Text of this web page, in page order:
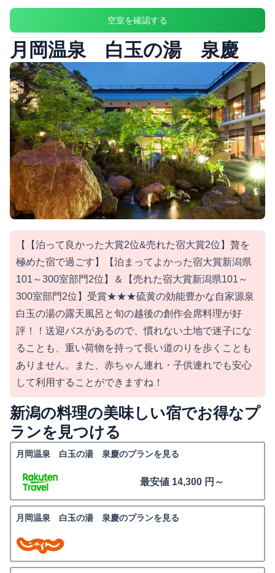
空室を確認する
月岡温泉 白玉の湯 泉慶
【【泊って良かった大賞2位&売れた宿大賞2位】贅を
極めた宿で過ごす】【泊まってよかった宿大賞新潟県
101～300室部門2位】＆【売れた宿大賞新潟県101～
300室部門2位】受賞★★★硫黄の効能豊かな自家源泉
白玉の湯の露天風呂と旬の越後の創作会席料理が好
評！！送迎バスがあるので、慣れない土地で迷子にな
ることも、重い荷物を持って長い道のりを歩くことも
ありません。また、赤ちゃん連れ・子供連れでも安心
して利用することができますね！
新潟の料理の美味しい宿でお得なプ
ランを見つける
月岡温泉 白玉の湯 泉慶のプランを見る
最安値 14,300 円～
月岡温泉 白玉の湯 泉慶のプランを見る